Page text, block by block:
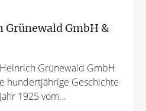
Grünewald GmbH &
Grünewald GmbH
hundertjährige Geschichte
1925 vom...